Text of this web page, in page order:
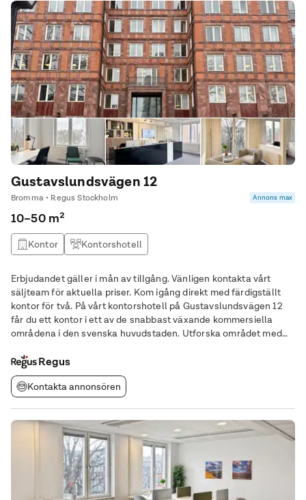
Gustavslundsvägen 12
Bromma • Regus Stockholm Annons max
10–50 m²
Kontor Kontorshotell
Erbjudandet gäller i mån av tillgång. Vänligen kontakta vårt
säljteam för aktuella priser. Kom igång direkt med färdigställt
kontor för två. På vårt kontorshotell på Gustavslundsvägen 12
får du ett kontor i ett av de snabbast växande kommersiella
områdena i den svenska huvudstaden. Utforska området med
däribland en stor motorväg och
Regus
Kontakta annonsören